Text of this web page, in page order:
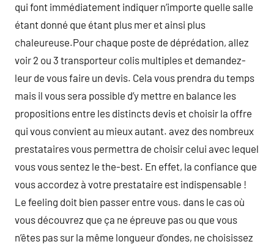
qui font immédiatement indiquer n’importe quelle salle
étant donné que étant plus mer et ainsi plus
chaleureuse.Pour chaque poste de déprédation, allez
voir 2 ou 3 transporteur colis multiples et demandez-
leur de vous faire un devis. Cela vous prendra du temps
mais il vous sera possible d’y mettre en balance les
propositions entre les distincts devis et choisir la offre
qui vous convient au mieux autant. avez des nombreux
prestataires vous permettra de choisir celui avec lequel
vous vous sentez le the-best. En effet, la confiance que
vous accordez à votre prestataire est indispensable !
Le feeling doit bien passer entre vous. dans le cas où
vous découvrez que ça ne épreuve pas ou que vous
n’êtes pas sur la même longueur d’ondes, ne choisissez